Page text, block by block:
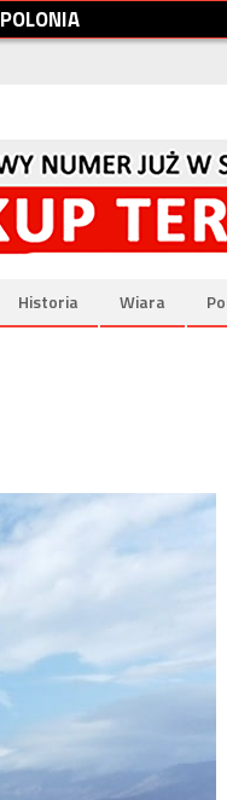
POLONIA
Historia Wiara